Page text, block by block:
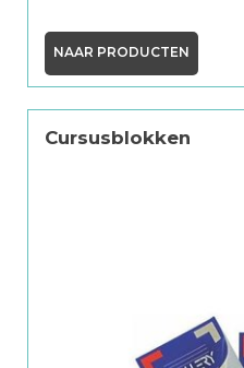
NAAR PRODUCTEN
Cursusblokken